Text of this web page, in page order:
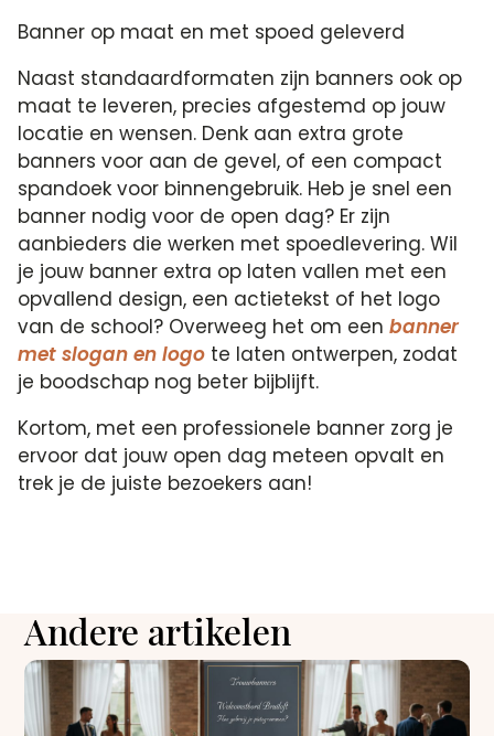
Banner op maat en met spoed geleverd
Naast standaardformaten zijn banners ook op
maat te leveren, precies afgestemd op jouw
locatie en wensen. Denk aan extra grote
banners voor aan de gevel, of een compact
spandoek voor binnengebruik. Heb je snel een
banner nodig voor de open dag? Er zijn
aanbieders die werken met spoedlevering. Wil
je jouw banner extra op laten vallen met een
opvallend design, een actietekst of het logo
van de school? Overweeg het om eenbanner
met slogan en logo te laten ontwerpen, zodat
je boodschap nog beter bijblijft.
Kortom, met een professionele banner zorg je
ervoor dat jouw open dag meteen opvalt en
trek je de juiste bezoekers aan!
Andere artikelen